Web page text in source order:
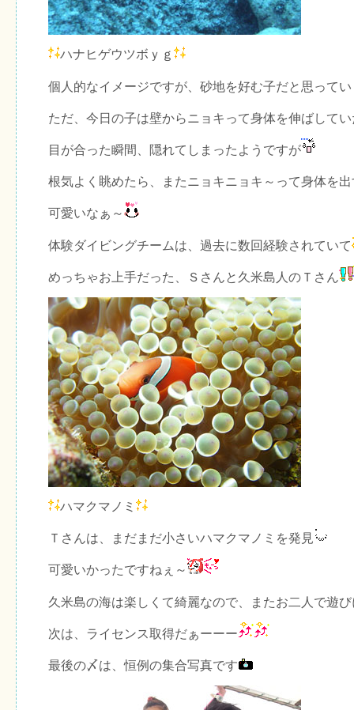
ハナヒゲウツボｙｇ
個人的なイメージですが、砂地を好む子だと思って
ただ、今日の子は壁からニョキって身体を伸ばして
目が合った瞬間、隠れてしまったようですが
根気よく眺めたら、またニョキニョキ～って身体を出
可愛いなぁ～
体験ダイビングチームは、過去に数回経験されていて
めっちゃお上手だった、Ｓさんと久米島人のＴさん
ハマクマノミ
Ｔさんは、まだまだ小さいハマクマノミを発見
可愛いかったですねぇ～
久米島の海は楽しくて綺麗なので、またお二人で遊
次は、ライセンス取得だぁーーー
最後の〆は、恒例の集合写真です